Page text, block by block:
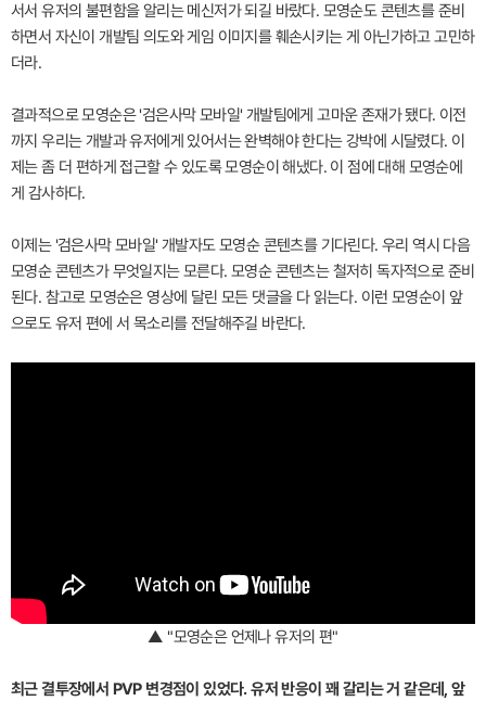
서서 유저의 불편함을 알리는 메신저가 되길 바랐다. 모영순도 콘텐츠를 준비
하면서 자신이 개발팀 의도와 게임 이미지를 훼손시키는 게 아닌가하고 고민하
더라.
결과적으로 모영순은 '검은사막 모바일' 개발팀에게 고마운 존재가 됐다. 이전
까지 우리는 개발과 유저에게 있어서는 완벽해야 한다는 강박에 시달렸다. 이
제는 좀 더 편하게 접근할 수 있도록 모영순이 해냈다. 이 점에 대해 모영순에
게 감사하다.
이제는 '검은사막 모바일' 개발자도 모영순 콘텐츠를 기다린다. 우리 역시 다음
모영순 콘텐츠가 무엇일지는 모른다. 모영순 콘텐츠는 철저히 독자적으로 준비
된다. 참고로 모영순은 영상에 달린 모든 댓글을 다 읽는다. 이런 모영순이 앞
으로도 유저 편에 서 목소리를 전달해주길 바란다.
▲ "모영순은 언제나 유저의 편"
최근 결투장에서 PVP 변경점이 있었다. 유저 반응이 꽤 갈리는 거 같은데, 앞